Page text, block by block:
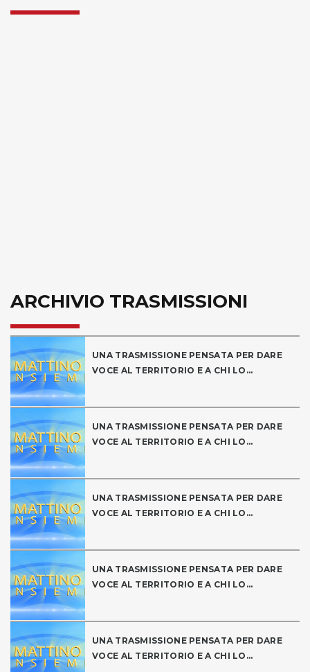
ARCHIVIO TRASMISSIONI
UNA TRASMISSIONE PENSATA PER DARE
VOCE AL TERRITORIO E A CHI LO...
UNA TRASMISSIONE PENSATA PER DARE
VOCE AL TERRITORIO E A CHI LO...
UNA TRASMISSIONE PENSATA PER DARE
VOCE AL TERRITORIO E A CHI LO...
UNA TRASMISSIONE PENSATA PER DARE
VOCE AL TERRITORIO E A CHI LO...
UNA TRASMISSIONE PENSATA PER DARE
VOCE AL TERRITORIO E A CHI LO...